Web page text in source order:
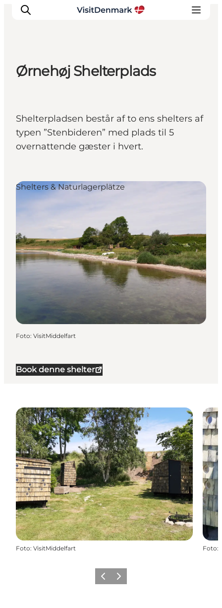
Erlebnisse
Unterkünfte
Reiseplanung
Ørnehøj Shelterplads
Shelterpladsen består af to ens shelters af
typen ”Stenbideren” med plads til 5
overnattende gæster i hvert.
Book denne shelter
Shelters & Naturlagerplätze
Foto: VisitMiddelfart
Foto: VisitMiddelfart Foto:
ZurückWeiter